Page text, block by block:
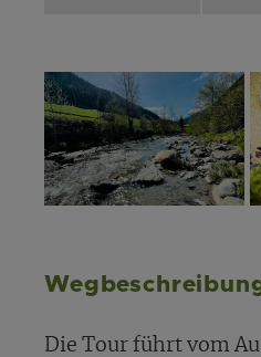
Die Tour führt vom